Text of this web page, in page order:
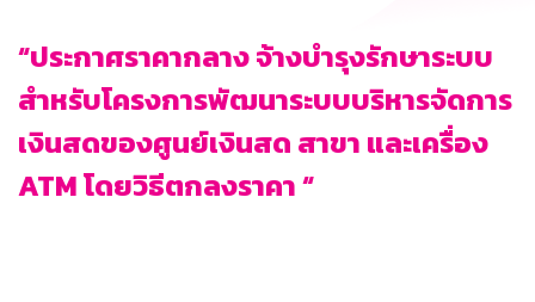
“ประกาศราคากลาง จ้างบำรุงรักษาระบบ
สำหรับโครงการพัฒนาระบบบริหารจัดการ
เงินสดของศูนย์เงินสด สาขา และเครื่อง
ATM โดยวิธีตกลงราคา “